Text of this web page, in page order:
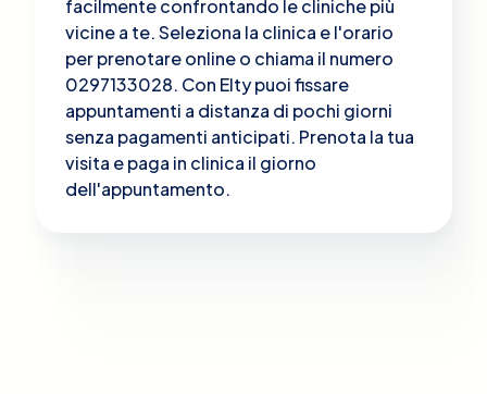
facilmente confrontando le cliniche più
vicine a te. Seleziona la clinica e l'orario
per prenotare online o chiama il numero
0297133028. Con Elty puoi fissare
appuntamenti a distanza di pochi giorni
senza pagamenti anticipati. Prenota la tua
visita e paga in clinica il giorno
dell'appuntamento.